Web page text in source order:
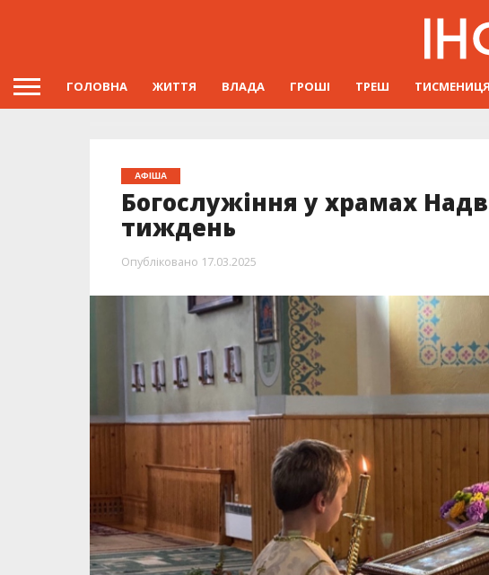
ГОЛОВНА ЖИТТЯ ВЛАДА ГРОШІ ТРЕШ ТИСМЕНИЦЯ
АФІША
Богослужіння у храмах
тиждень
Опубліковано 17.03.2025